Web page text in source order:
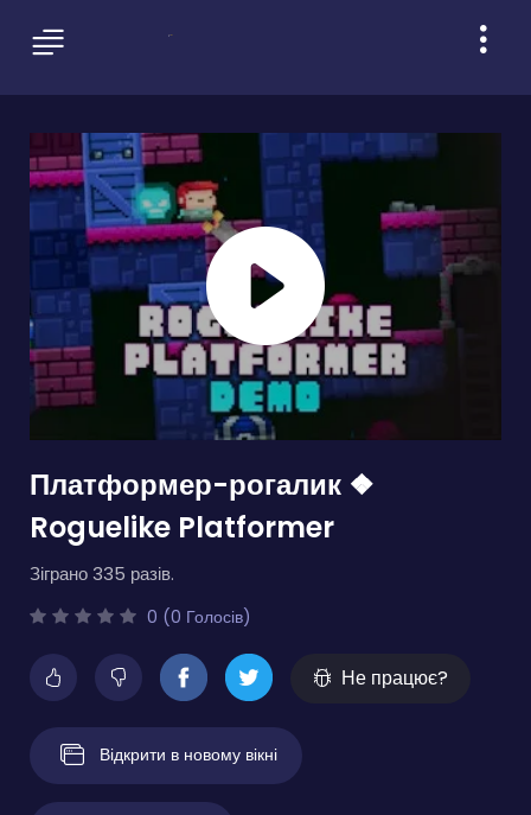
Платформер-рогалик ❖
Roguelike Platformer
Зіграно 335 разів.
0 (0 Голосів)
Не працює?
Відкрити в новому вікні